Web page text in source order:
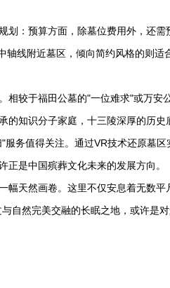
划：预算方面，除墓位费用外，还
线附近墓区，倾向简约风格的则
相较于福田公墓的"一位难求"或万安
知识分子家庭，十三陵深厚的历史
务值得关注。通过VR技术还原墓
是中国殡葬文化未来的发展方向。
幅天然画卷。这里不仅安息着无数
自然完美交融的长眠之地，或许是